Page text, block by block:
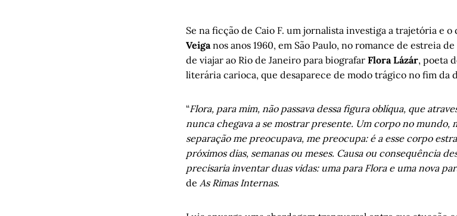
Se na ficção de Caio F. um jornalista investiga a trajetória e
Veiga nos anos 1960, em São Paulo, no romance de estreia
de viajar ao Rio de Janeiro para biografar Flora Lázár, poeta
literária carioca, que desaparece de modo trágico no fim da
“Flora, para mim, não passava dessa figura oblíqua, que
nunca chegava a se mostrar presente. Um corpo no mundo,
separação me preocupava, me preocupa: é a esse corpo
próximos dias, semanas ou meses. Causa ou consequência
precisaria inventar duas vidas: uma para Flora e uma nova
de As Rimas Internas.